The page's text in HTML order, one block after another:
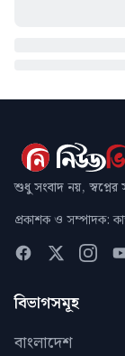
শুধু সংবাদ নয়, স্বপ্নের
প্রকাশক ও সম্পাদক:
বিভাগসমূহ
বাংলাদেশ